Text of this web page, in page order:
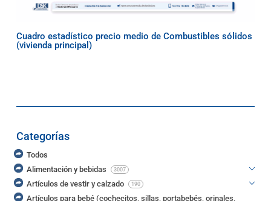
Cuadro estadístico precio medio de Combustibles sólidos
(vivienda principal)
Categorías
Todos
Alimentación y bebidas
3007
Artículos de vestir y calzado 190
Artículos para bebé (cochecitos, sillas, portabebés, orinales,